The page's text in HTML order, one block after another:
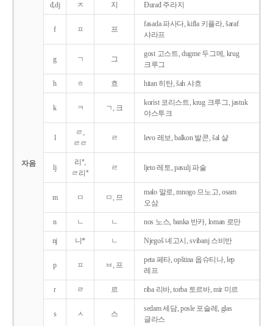
자음
đ,dj ㅈ 지 Ðurađ 주라지
f ㅍ 프
fasada 파사다, kifla 키플라, šaraf
샤라프
g ㄱ 그
gost 고스트, dugme 두그메, krug
크루그
h ㅎ 흐 hitan 히탄, šah 샤흐
k ㅋ ㄱ, 크
korist 코리스트, krug 크루그, jastuk
야스투크
l
ㄹ,
ㄹㄹ
ㄹ levo 레보, balkon 발콘, šal 샬
lj
리*,
ㄹ리*
ㄹ ljeto 레토, pasulj 파술
m ㅁ ㅁ, 므
malo 말로, mnogo 므노고, osam
오삼
n ㄴ ㄴ nos 노스, banka 반카, loman 로만
nj 니* ㄴ Njegoš 녜고시, svibanj 스비반
p ㅍ ㅂ, 프
peta 페타, opština 옵슈티나, lep
레프
r ㄹ 르 riba 리바, torba 토르바, mir 미르
s ㅅ 스
sedam 세담, posle 포슬레, glas
글라스